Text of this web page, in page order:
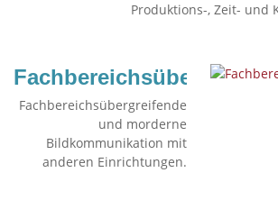
Produktions-, Zeit- und
Fachbereichsübergreifende
und morderne
Bildkommunikation mit
anderen Einrichtungen.